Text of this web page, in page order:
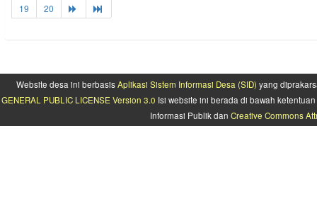
19 20
Website desa ini berbasisAplikasi Sistem Informasi Desa (SID) yang
GENERAL PUBLIC LICENSE Version 3.0 Isi website ini berada di bawah
Informasi Publik dan Creative Commons